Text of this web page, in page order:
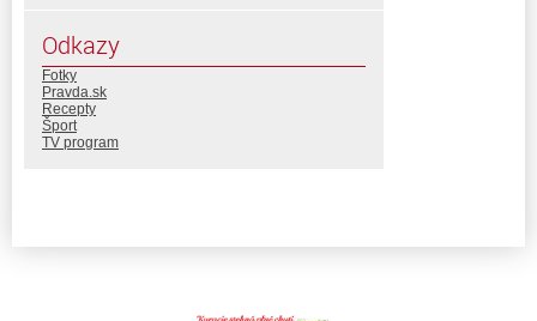
Odkazy
Fotky
Pravda.sk
Recepty
Šport
TV program